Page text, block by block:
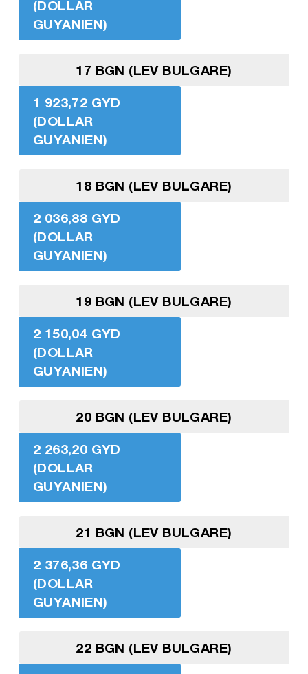
(DOLLAR
GUYANIEN)
17 BGN (LEV BULGARE)
1 923,72 GYD
(DOLLAR
GUYANIEN)
18 BGN (LEV BULGARE)
2 036,88 GYD
(DOLLAR
GUYANIEN)
19 BGN (LEV BULGARE)
2 150,04 GYD
(DOLLAR
GUYANIEN)
20 BGN (LEV BULGARE)
2 263,20 GYD
(DOLLAR
GUYANIEN)
21 BGN (LEV BULGARE)
2 376,36 GYD
(DOLLAR
GUYANIEN)
22 BGN (LEV BULGARE)